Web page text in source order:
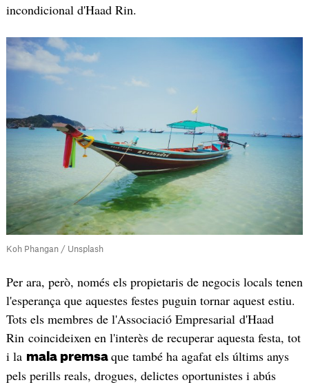
incondicional d'Haad Rin.
Koh Phangan / Unsplash
Per ara, però, només els propietaris de negocis locals tenen
l'esperança que aquestes festes puguin tornar aquest estiu.
Tots els membres de l'Associació Empresarial d'Haad
Rin coincideixen en l'interès de recuperar aquesta festa, tot
i la mala premsa que també ha agafat els últims anys
pels perills reals, drogues, delictes oportunistes i abús